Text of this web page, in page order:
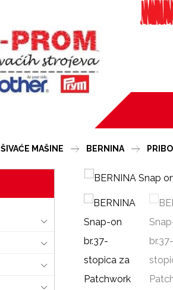
ŠIVAĆE MAŠINE BERNINA